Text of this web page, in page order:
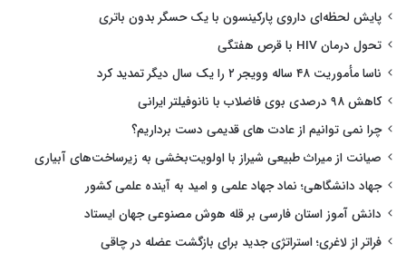
پایش لحظه‌ای داروی پارکینسون با یک حسگر بدون باتری
تحول درمان HIV با قرص هفتگی
ناسا مأموریت ۴۸ ساله وویجر ۲ را یک سال دیگر تمدید کرد
کاهش ۹۸ درصدی بوی فاضلاب با نانوفیلتر ایرانی
چرا نمی توانیم از عادت های قدیمی دست برداریم؟
صیانت از میراث طبیعی شیراز با اولویت‌بخشی به زیرساخت‌های آبیاری
جهاد دانشگاهی؛ نماد جهاد علمی و امید به آینده علمی کشور
دانش آموز استان فارسی بر قله هوش مصنوعی جهان ایستاد
فراتر از لاغری؛ استراتژی جدید برای بازگشت عضله در چاقی